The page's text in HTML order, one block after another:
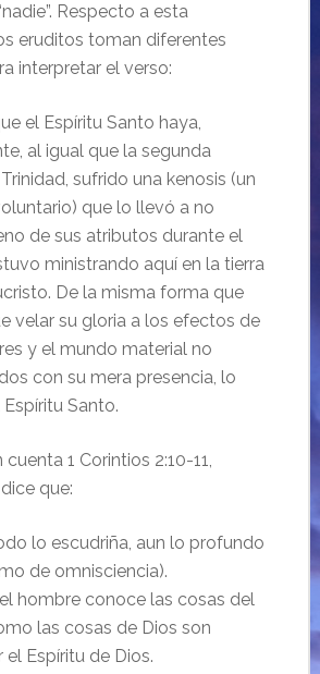
Respecto a esta
eruditos toman diferentes
interpretar el verso:
el Espíritu Santo haya,
al igual que la segunda
sufrido una kenosis (un
que lo llevó a no
de sus atributos durante el
ministrando aquí en la tierra
De la misma forma que
velar su gloria a los efectos de
y el mundo material no
con su mera presencia, lo
Santo.
cuenta 1 Corintios 2:10-11,
que:
lo escudriña, aun lo profundo
de omnisciencia).
hombre conoce las cosas del
las cosas de Dios son
Espíritu de Dios.